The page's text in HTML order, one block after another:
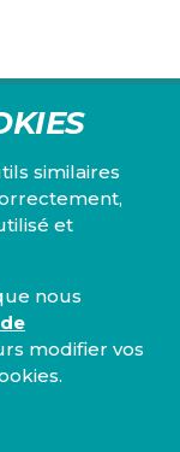
similaires
et
nous
modifier vos
se
d'ordre
politique,